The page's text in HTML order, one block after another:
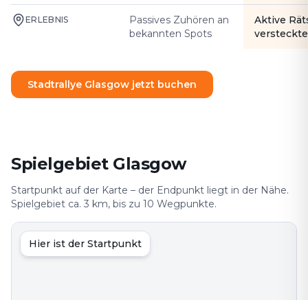
ERLEBNIS
Passives Zuhören an
bekannten Spots
Aktive
Stadtrallye Glasgow jetzt buchen
Spielgebiet Glasgow
Startpunkt auf der Karte – der Endpunkt liegt in der Nähe.
Spielgebiet ca. 3 km, bis zu 10 Wegpunkte.
Hier ist der Startpunkt